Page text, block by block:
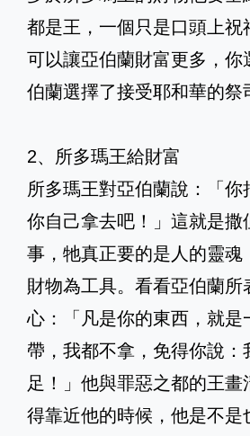
都是王，一個只是口頭上祝
可以讓亞伯蘭財富更多，你
伯蘭選擇了接受耶和華的祭
2、所多瑪王給財富
所多瑪王對亞伯蘭說：「你
你自己拿去吧！」這就是撒
事，牠真正要的是人的靈魂
財物為工具。看看亞伯蘭所
心：「凡是你的東西，就是
帶，我都不拿，免得你說：
足！」他與罪惡之都的王畫
得靠近他的時候，他是不是